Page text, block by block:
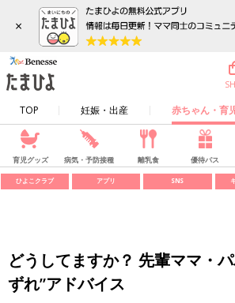
×
TOP 妊娠・出産 赤ちゃん・育
育児グッズ 病気・予防接種 離乳食 優待パス
ひよこクラブ アプリ SNS
どうしてますか？ 先輩ママ・
ずれ”アドバイス